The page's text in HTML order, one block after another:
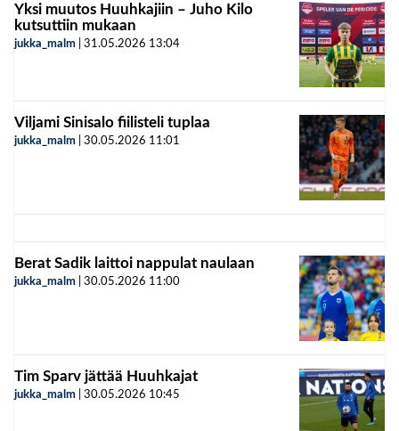
Yksi muutos Huuhkajiin – Juho Kilo
kutsuttiin mukaan
jukka_malm 31.05.2026 13:04
Viljami Sinisalo fiilisteli tuplaa
jukka_malm 30.05.2026 11:01
Berat Sadik laittoi nappulat naulaan
jukka_malm 30.05.2026 11:00
Tim Sparv jättää Huuhkajat
jukka_malm 30.05.2026 10:45